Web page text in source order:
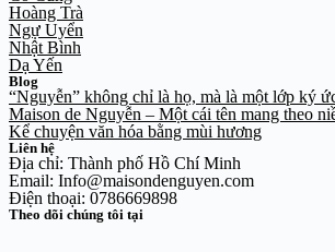
Hoàng Trà
Ngự Uyển
Nhật Bình
Dạ Yến
Blog
“Nguyễn” không chỉ là họ, mà là một lớp ký
Maison de Nguyễn – Một cái tên mang theo
Kể chuyện văn hóa bằng mùi hương
Liên hệ
Địa chỉ: Thành phố Hồ Chí Minh
Email: Info@maisondenguyen.com
Điện thoại: 0786669898
Theo dõi chúng tôi tại